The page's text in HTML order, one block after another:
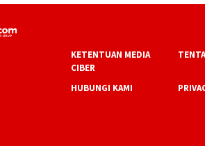
KETENTUAN MEDIA
CIBER
HUBUNGI KAMI